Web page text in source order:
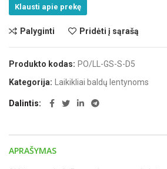
Klausti apie prekę
Palyginti Pridėti į sąrašą
Produkto kodas: PO/LL-GS-S-D5
Kategorija:
Laikikliai baldų lentynoms
Dalintis
APRAŠYMAS